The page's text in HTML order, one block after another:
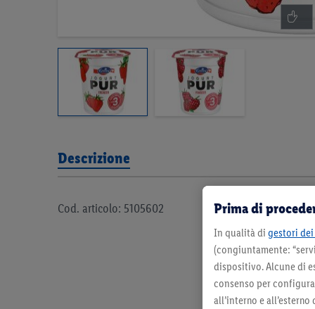
Descrizione
Cod. articolo: 5105602 Prima di
In qualità di gestori
(congiuntamente:
dispositivo. Alcune di
consenso per
all’interno e